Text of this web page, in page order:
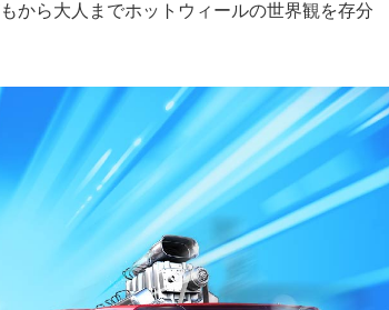
から大人までホットウィールの世界観を存分